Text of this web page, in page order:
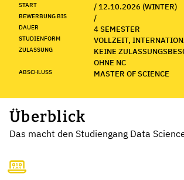
START / 12.10.2026 (WINTER)
BEWERBUNG BIS /
DAUER 4 SEMESTER
STUDIENFORM VOLLZEIT,
ZULASSUNG
KEINE
OHNE NC
ABSCHLUSS MASTER OF SCIENCE
Überblick
Das macht den Studiengang Data